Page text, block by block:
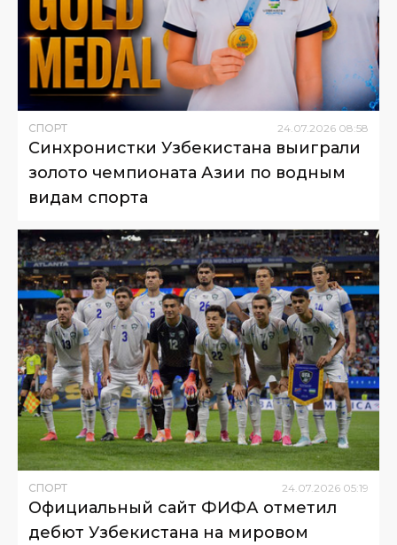
СПОРТ 24 07 2026 08:58
Синхронистки Узбекистана выиграли
золото чемпионата Азии по водным
видам спорта
СПОРТ 24 07 2026 05:19
Официальный сайт ФИФА отметил
дебют Узбекистана на мировом